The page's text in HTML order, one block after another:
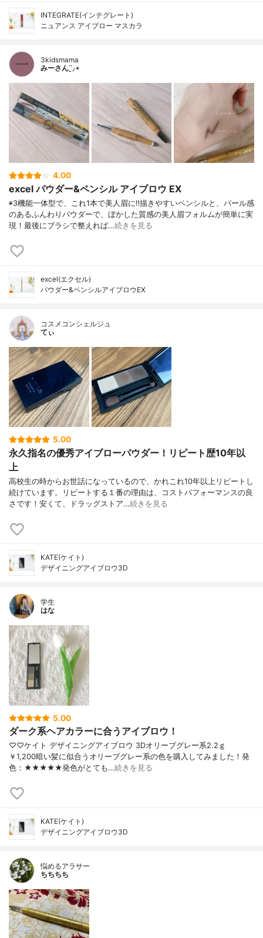
INTEGRATE(インテグレート)
ニュアンス アイブロー マスカラ
3kidsmama
みーさん¨̮⸝⋆
4.00
excel パウダー&ペンシル アイブロウ EX
◉3機能一体型で、これ1本で美人眉に‼︎描きやすいペンシルと、パール感
のあるふんわりパウダーで、ぼかした質感の美人眉フォルムが簡単に実
現！最後にブラシで整えれば…続きを見る
excel(エクセル)
パウダー&ペンシルアイブロウEX
コスメコンシェルジュ
てぃ
5.00
永久指名の優秀アイブローパウダー！リピート歴10年以
上
高校生の時からお世話になっているので、かれこれ10年以上リピートし
続けています。リピートする１番の理由は、コストパフォーマンスの良
さです！安くて、ドラッグストア…続きを見る
KATE(ケイト)
デザイニングアイブロウ3D
学生
はな
5.00
ダーク系ヘアカラーに合うアイブロウ！
♡♡ケイト デザイニングアイブロウ 3Dオリーブグレー系2.2ｇ
￥1,200暗い髪に似合うオリーブグレー系の色を購入してみました！発
色：★★★★★発色がとても…続きを見る
KATE(ケイト)
デザイニングアイブロウ3D
悩めるアラサー
ちちちち